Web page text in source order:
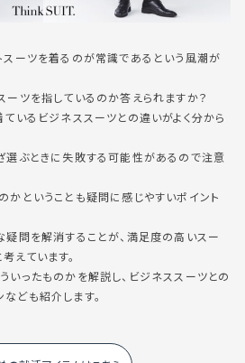
スーツを着るのが常識であるという風潮が
ーツを指しているのか答えられますか？
いるビジネススーツとの違いがよく分から
選ぶときに失敗する可能性があるので注意
かということも疑問に感じやすいポイント
疑問を解消することが、満足度の高いスー
えています。
いったものかを解説し、ビジネススーツとの
ども紹介します。